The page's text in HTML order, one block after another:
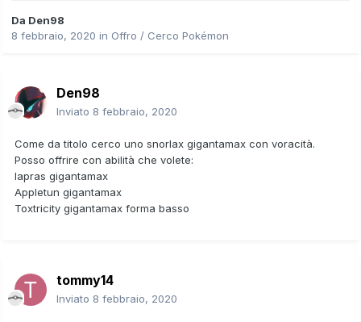
Da Den98
8 febbraio, 2020 in Offro / Cerco Pokémon
Den98
Inviato 8 febbraio, 2020
Come da titolo cerco uno snorlax gigantamax con voracità.
Posso offrire con abilità che volete:
lapras gigantamax
Appletun gigantamax
Toxtricity gigantamax forma basso
tommy14
Inviato 8 febbraio, 2020